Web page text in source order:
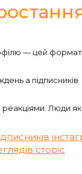
— цей формат
а підписників
реакціями. Люди
сторіс